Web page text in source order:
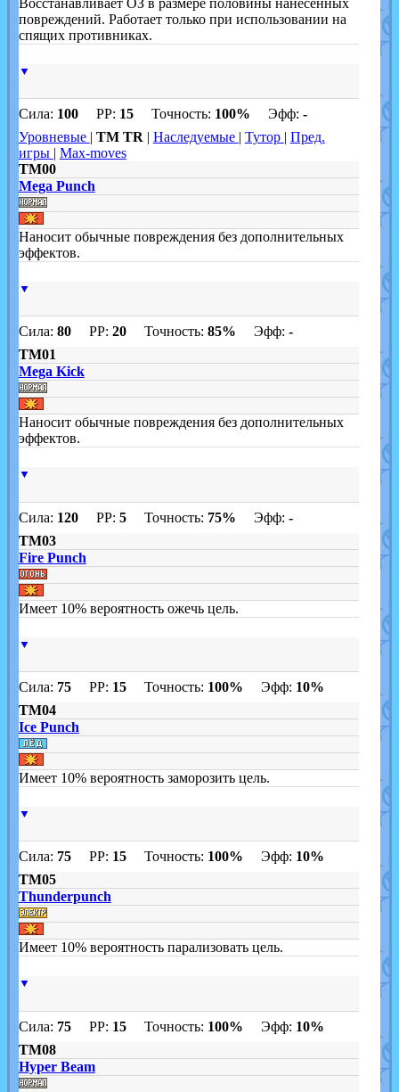
повреждений. Работает только при использовании на
спящих противниках.
▼
Сила: 100PP: 15Точность: 100% Эфф: -
Уровневые | TM TR | Наследуемые | Тутор | Пред.
игры | Max-moves
TM00
Mega Punch
Наносит обычные повреждения без дополнительных
эффектов.
▼
Сила: 80PP: 20Точность: 85% Эфф: -
TM01
Mega Kick
Наносит обычные повреждения без дополнительных
эффектов.
▼
Сила: 120PP: 5Точность: 75% Эфф: -
TM03
Fire Punch
Имеет 10% вероятность ожечь цель.
▼
Сила: 75PP: 15Точность: 100% Эфф: 10%
TM04
Ice Punch
Имеет 10% вероятность заморозить цель.
▼
Сила: 75PP: 15Точность: 100% Эфф: 10%
TM05
Thunderpunch
Имеет 10% вероятность парализовать цель.
▼
Сила: 75PP: 15Точность: 100% Эфф: 10%
TM08
Hyper Beam